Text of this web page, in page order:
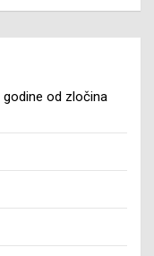
od zločina